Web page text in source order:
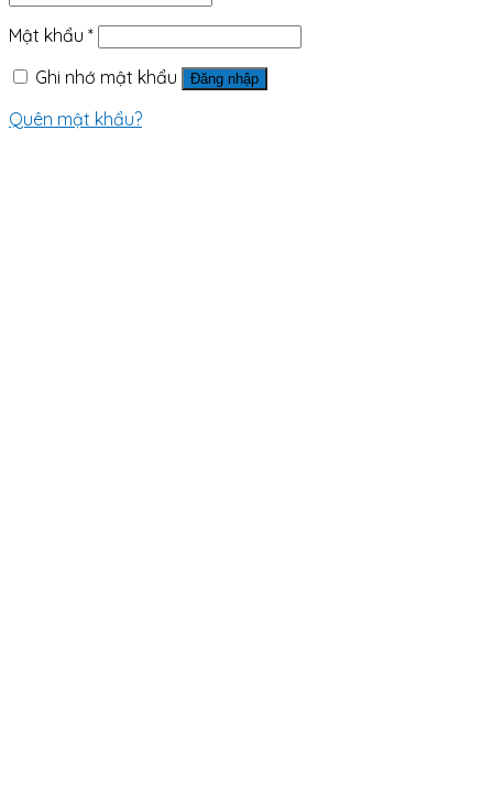
Mật khẩu *
Ghi nhớ mật khẩu
Đăng nhập
Quên mật khẩu?